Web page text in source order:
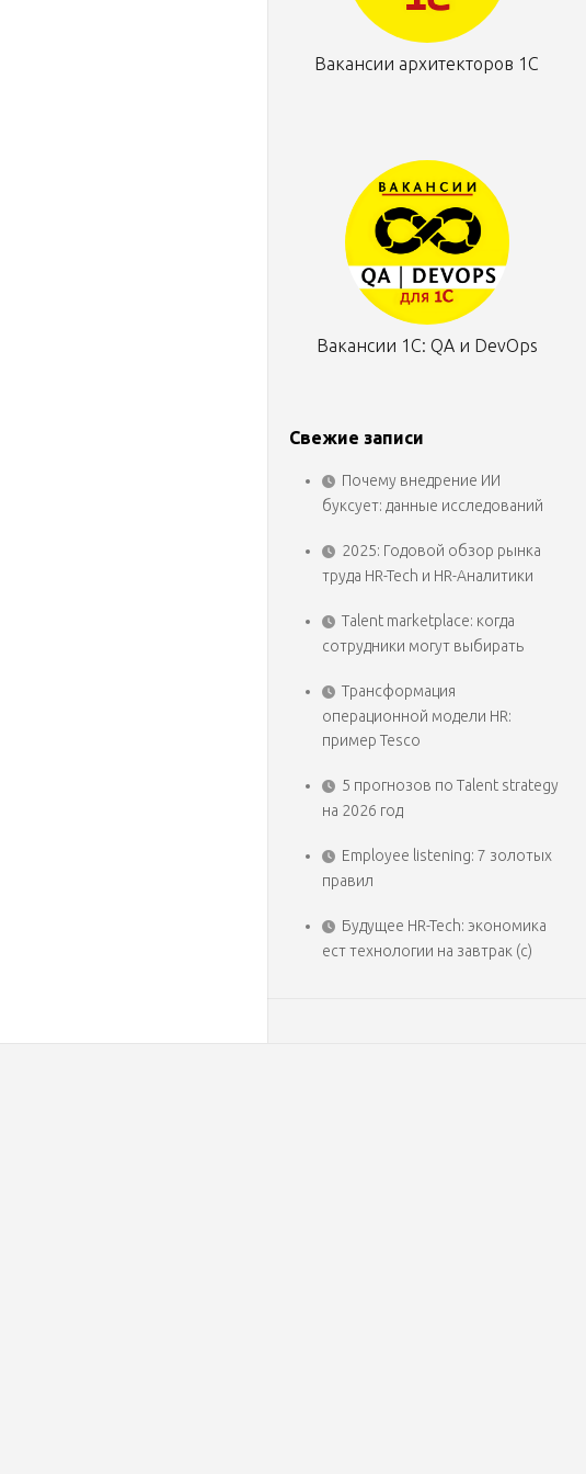
Вакансии архитекторов 1С
Вакансии 1С: QA и DevOps
Свежие записи
Почему внедрение ИИ
буксует: данные исследований
2025: Годовой обзор рынка
труда HR-Tech и HR-Аналитики
Talent marketplace: когда
сотрудники могут выбирать
Трансформация
операционной модели HR:
пример Tesco
5 прогнозов по Talent strategy
на 2026 год
Employee listening: 7 золотых
правил
Будущее HR-Tech: экономика
ест технологии на завтрак (с)